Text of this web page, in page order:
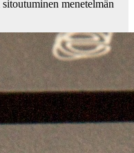
menetelmän